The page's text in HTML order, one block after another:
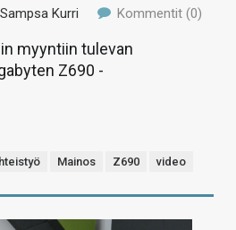
Sampsa Kurri Kommentit (0)
myyntiin tulevan
Z690 -
Mainos Z690 video